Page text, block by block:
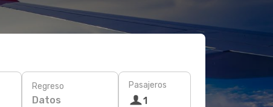
Regreso
Datos
Pasajeros
1